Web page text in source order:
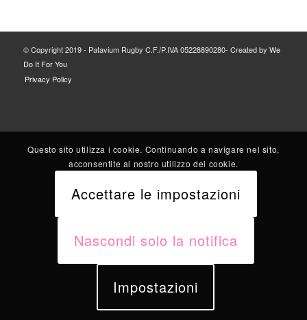
© Copyright 2019 - Patavium Rugby C.F./P.IVA 05228890280- Created by We
Do It For You
Privacy Policy
Questo sito utilizza i cookie. Continuando a navigare nel sito,
acconsentite al nostro utilizzo dei cookie.
Accettare le impostazioni
Nascondi solo la notifica
Impostazioni